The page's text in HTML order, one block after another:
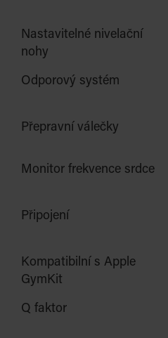
Nastavitelné nivelační
nohy
Odporový systém
Přepravní válečky
Monitor frekvence srdce
Připojení
Kompatibilní s Apple
GymKit
Q faktor